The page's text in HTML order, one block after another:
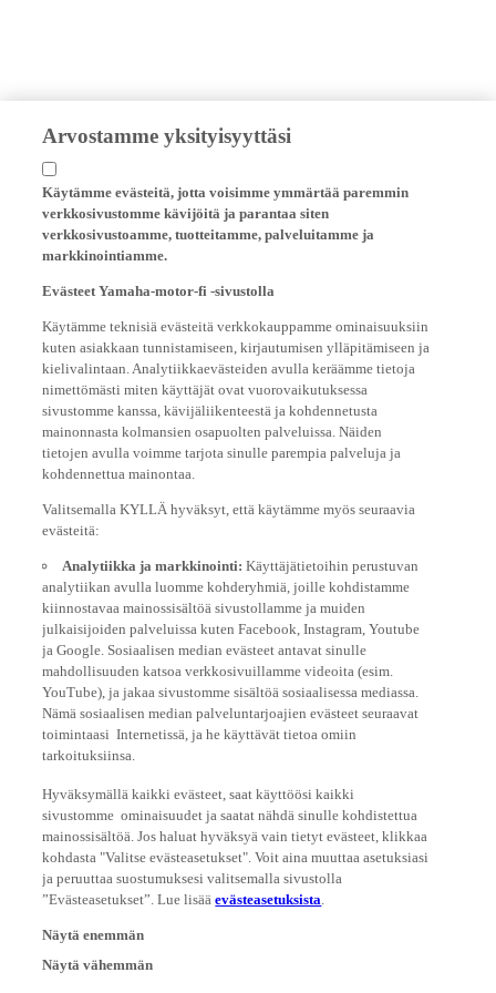
Arvostamme yksityisyyttäsi
Käytämme evästeitä, jotta voisimme ymmärtää paremmin
verkkosivustomme kävijöitä ja parantaa siten
verkkosivustoamme, tuotteitamme, palveluitamme ja
markkinointiamme.
Evästeet Yamaha-motor-fi -sivustolla
Käytämme teknisiä evästeitä verkkokauppamme ominaisuuksiin
kuten asiakkaan tunnistamiseen, kirjautumisen ylläpitämiseen ja
kielivalintaan. Analytiikkaevästeiden avulla keräämme tietoja
nimettömästi miten käyttäjät ovat vuorovaikutuksessa
sivustomme kanssa, kävijäliikenteestä ja kohdennetusta
mainonnasta kolmansien osapuolten palveluissa. Näiden
tietojen avulla voimme tarjota sinulle parempia palveluja ja
kohdennettua mainontaa.
Valitsemalla KYLLÄ hyväksyt, että käytämme myös seuraavia
evästeitä:
Analytiikka ja markkinointi:Käyttäjätietoihin perustuvan
analytiikan avulla luomme kohderyhmiä, joille kohdistamme
kiinnostavaa mainossisältöä sivustollamme ja muiden
julkaisijoiden palveluissa kuten Facebook, Instagram, Youtube
ja Google. Sosiaalisen median evästeet antavat sinulle
mahdollisuuden katsoa verkkosivuillamme videoita (esim.
YouTube), ja jakaa sivustomme sisältöä sosiaalisessa mediassa.
Nämä sosiaalisen median palveluntarjoajien evästeet seuraavat
toimintaasi Internetissä, ja he käyttävät tietoa omiin
tarkoituksiinsa.
Hyväksymällä kaikki evästeet, saat käyttöösi kaikki
sivustomme ominaisuudet ja saatat nähdä sinulle kohdistettua
mainossisältöä. Jos haluat hyväksyä vain tietyt evästeet, klikkaa
kohdasta "Valitse evästeasetukset". Voit aina muuttaa asetuksiasi
ja peruuttaa suostumuksesi valitsemalla sivustolla
”Evästeasetukset”. Lue lisääevästeasetuksista
Näytä enemmän
Näytä vähemmän